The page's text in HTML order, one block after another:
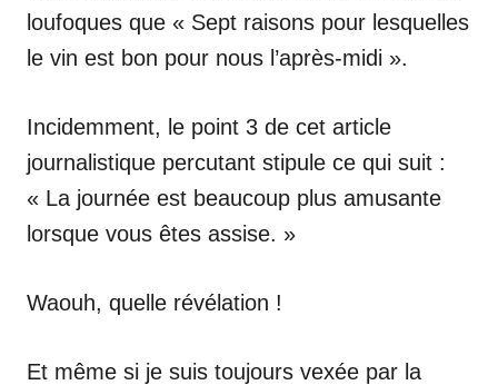
loufoques que « Sept raisons pour lesquelles
le vin est bon pour nous l’après-midi ».
Incidemment, le point 3 de cet article
journalistique percutant stipule ce qui suit :
« La journée est beaucoup plus amusante
lorsque vous êtes assise. »
Waouh, quelle révélation !
Et même si je suis toujours vexée par la